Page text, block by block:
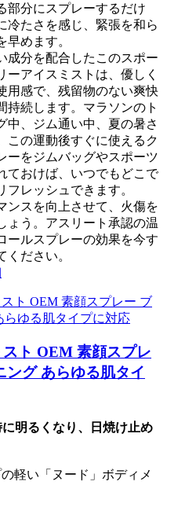
部分にスプレーするだけ
冷たさを感じ、緊張を和ら
早めます。
成分を配合したこのスポー
ーアイスミストは、優しく
用感で、残留物のない爽快
持続します。マラソンのト
中、ジム通い中、夏の暑さ
この運動後すぐに使えるク
ーをジムバッグやスポーツ
ておけば、いつでもどこで
フレッシュできます。
ンスを向上させて、火傷を
ょう。アスリート承認の温
ールスプレーの効果を今す
ください。
スト OEM 素顔スプレ
ング あらゆる肌タイ
明るくなり、日焼け止め
軽い「ヌード」ボディメ